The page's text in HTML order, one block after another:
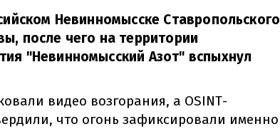
Невинномысске Ставропольского
после чего на территории
"Невинномысский Азот" вспыхнул
видео возгорания, а OSINT-
что огонь зафиксировали именно